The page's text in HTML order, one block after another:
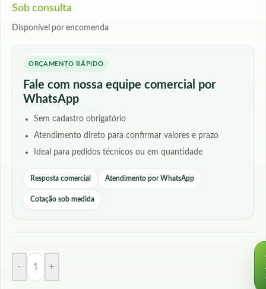
Sob consulta
Disponível por encomenda
ORÇAMENTO RÁPIDO
Fale com nossa equipe comercial por
WhatsApp
Sem cadastro obrigatório
Atendimento direto para confirmar valores e prazo
Ideal para pedidos técnicos ou em quantidade
Resposta comercial Atendimento por WhatsApp
Cotação sob medida
- +